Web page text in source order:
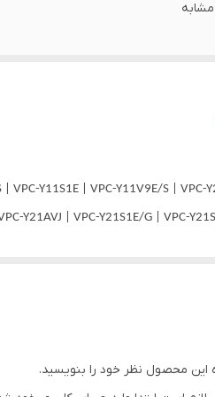
مشابه
VPC-Y11S1E | VPC-Y11V9E/S | VPC-
Y21AVJ | VPC-Y21S1E/G | VPC-
G | VPC-YB19KJ/P | VPC-
این محصول نظر خود را بنویسید.